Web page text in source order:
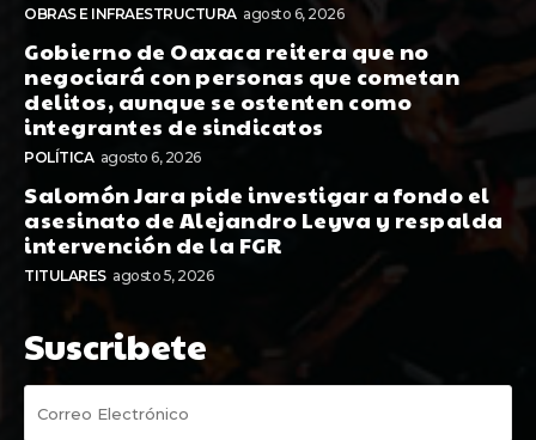
OBRAS E INFRAESTRUCTURA agosto 6, 2026
Gobierno de Oaxaca reitera que no
negociará con personas que cometan
delitos, aunque se ostenten como
integrantes de sindicatos
POLÍTICA agosto 6, 2026
Salomón Jara pide investigar a fondo el
asesinato de Alejandro Leyva y respalda
intervención de la FGR
TITULARES agosto 5, 2026
Suscribete